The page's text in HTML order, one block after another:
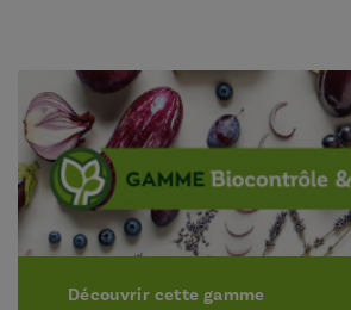
Découvrir cette gamme